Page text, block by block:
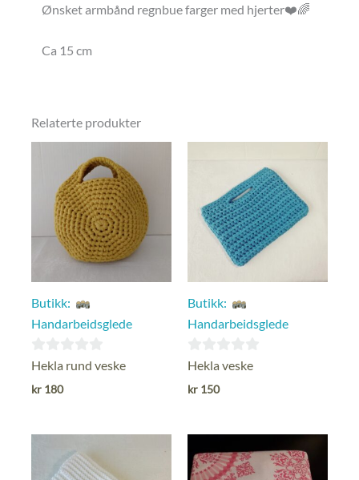
Ønsket armbånd regnbue farger med hjerter❤️🌈
Ca 15 cm
Relaterte produkter
Butikk:
Handarbeidsglede
0
ut
Hekla rund veske
kr 180
Butikk:
Handarbeidsglede
0
ut
Hekla veske
kr 150